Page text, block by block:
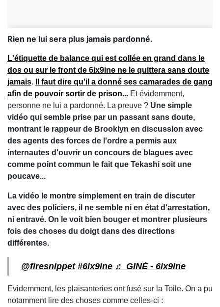
Rien ne lui sera plus jamais pardonné.
L'étiquette de balance qui est collée en grand dans le
dos ou sur le front de 6ix9ine ne le quittera sans doute
jamais.
Il faut dire qu'il a donné ses camarades de gang
afin de pouvoir sortir de prison... Et évidemment,
personne ne lui a pardonné. La preuve ? Une simple
vidéo qui semble prise par un passant sans doute,
montrant le rappeur de Brooklyn en discussion avec
des agents des forces de l'ordre a permis aux
internautes d'ouvrir un concours de blagues avec
comme point commun le fait que Tekashi soit une
poucave...
La vidéo le montre simplement en train de discuter
avec des policiers, il ne semble ni en état d'arrestation,
ni entravé. On le voit bien bouger et montrer plusieurs
fois des choses du doigt dans des directions
différentes.
@firesnippet #6ix9ine ♬ GINÉ - 6ix9ine
Evidemment, les plaisanteries ont fusé sur la Toile. On a pu
notamment lire des choses comme celles-ci :